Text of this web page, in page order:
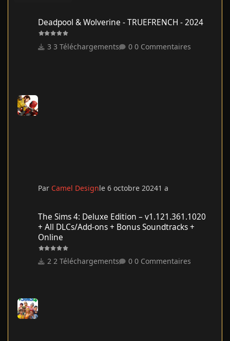
Deadpool & Wolverine - TRUEFRENCH - 2024
3 Téléchargements 0 Commentaires
Par Camel Designle 6 octobre 20241 a
The Sims 4: Deluxe Edition – v1.121.361.1020
+ All DLCs/Add-ons + Bonus Soundtracks +
Online
2 Téléchargements 0 Commentaires